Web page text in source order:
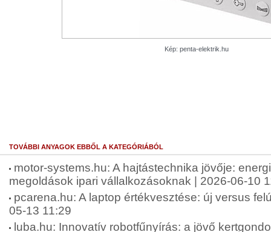
Kép: penta-elektrik.hu
TOVÁBBI ANYAGOK EBBŐL A KATEGÓRIÁBÓL
motor-systems.hu: A hajtástechnika jövője:
megoldások ipari vállalkozásoknak | 2026-06-10
pcarena.hu: A laptop értékvesztése: új versus
05-13 11:29
luba.hu: Innovatív robotfűnyírás: a jövő